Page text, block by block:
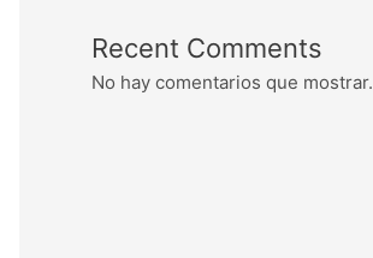
Recent Comments
No hay comentarios que mostrar.